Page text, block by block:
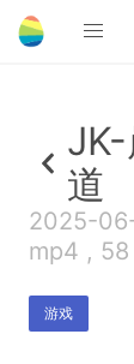
道
2025-
mp4 , 58
游戏